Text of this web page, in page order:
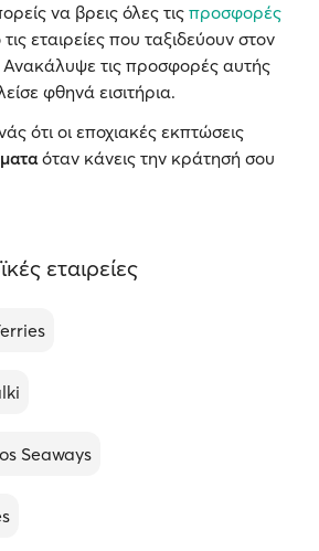
να βρεις όλες τις προσφορές
εταιρείες που ταξιδεύουν στον
τις προσφορές αυτής
φθηνά εισιτήρια.
ότι οι εποχιακές εκπτώσεις
όταν κάνεις την κράτησή σου
εταιρείες
Seaways